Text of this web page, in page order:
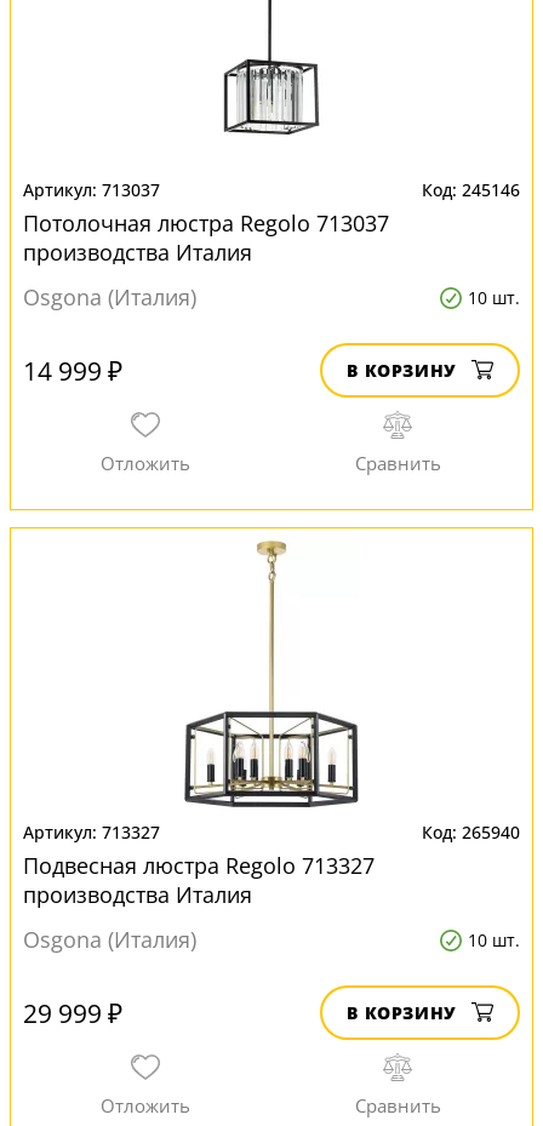
713037 245146
Потолочная люстра Regolo 713037
производства Италия
Osgona (Италия)
10 шт.
14 999 ₽ В КОРЗИНУ
713327 265940
Подвесная люстра Regolo 713327
производства Италия
Osgona (Италия)
10 шт.
29 999 ₽ В КОРЗИНУ